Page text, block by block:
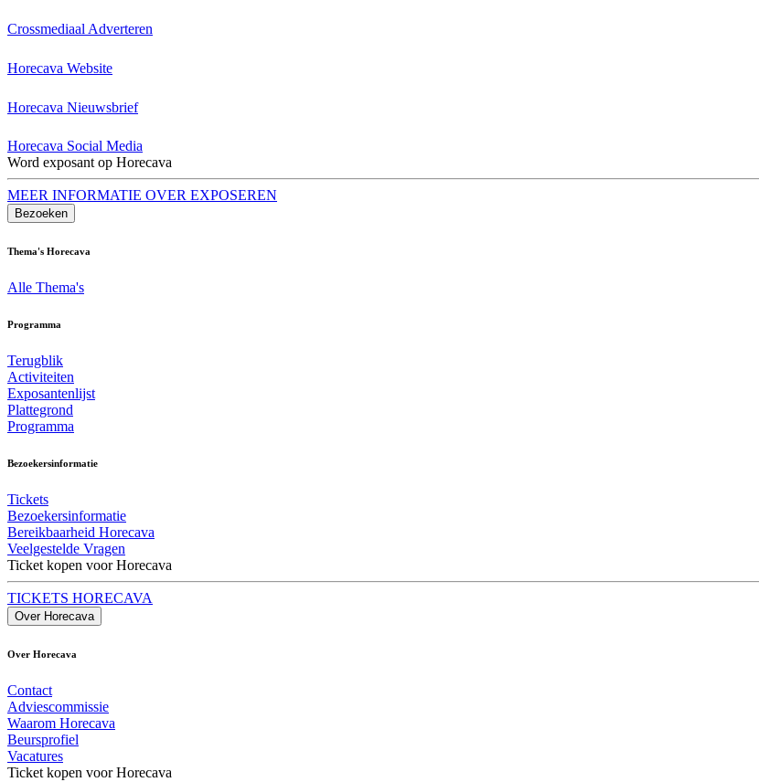
Crossmediaal Adverteren
Horecava Website
Horecava Nieuwsbrief
Horecava Social Media
Word exposant op Horecava
MEER INFORMATIE OVER EXPOSEREN
Bezoeken
Thema's Horecava
Alle Thema's
Programma
Terugblik
Activiteiten
Exposantenlijst
Plattegrond
Programma
Bezoekersinformatie
Tickets
Bezoekersinformatie
Bereikbaarheid Horecava
Veelgestelde Vragen
Ticket kopen voor Horecava
TICKETS HORECAVA
Over Horecava
Over Horecava
Contact
Adviescommissie
Waarom Horecava
Beursprofiel
Vacatures
Ticket kopen voor Horecava